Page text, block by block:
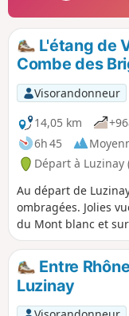
L'étang de
Combe des
Visorandonneur
14,05 km
6h 45
Départ à Luzinay
Au départ de
ombragées. Jolies
du Mont blanc et
saison, entre le
possible d'observer
humide de la vallée
grandes aigrettes.
point (6), se déroule
Entre
Luzinay